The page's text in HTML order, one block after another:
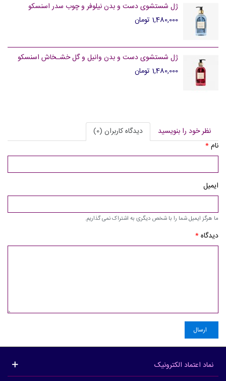
ژل شستشوی دست و بدن نیلوفر و چوب سدر اسنسکو
1,480,000 تومان
ژل شستشوی دست و بدن وانیل و گل خشـخاش اسنسکو
1,480,000 تومان
نظر خود را بنویسید
دیدگاه کاربران (0)
نام*
ایمیل
ما هرگز ایمیل شما را با شخص دیگری به اشتراک نمی گذاریم.
دیدگاه*
ارسال
نماد اعتماد الکترونیک